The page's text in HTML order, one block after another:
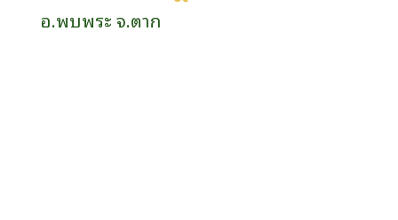
อ.พบพระ จ.ตาก